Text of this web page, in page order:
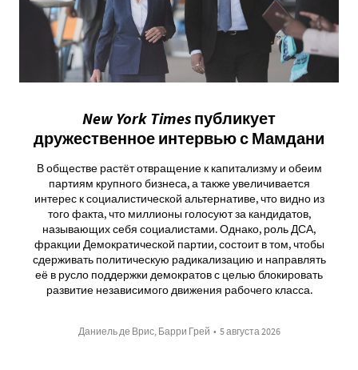
New York Timesпубликует
дружественное интервью с Мамдани
В обществе растёт отвращение к капитализму и обеим
партиям крупного бизнеса, а также увеличивается
интерес к социалистической альтернативе, что видно из
того факта, что миллионы голосуют за кандидатов,
называющих себя социалистами. Однако, роль ДСА,
фракции Демократической партии, состоит в том, чтобы
сдерживать политическую радикализацию и направлять
её в русло поддержки демократов с целью блокировать
развитие независимого движения рабочего класса.
Даниель де Врис, Барри Грей • 5 августа 2026